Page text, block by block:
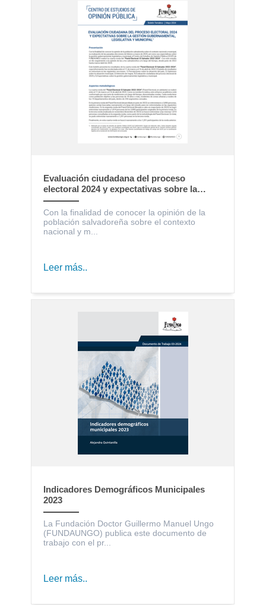
Evaluación ciudadana del proceso
electoral 2024 y expectativas sobre la
gestión gubernamental, legislativa y
municipal
Con la finalidad de conocer la opinión de la
población salvadoreña sobre el contexto
nacional y m...
Leer más..
Indicadores Demográficos Municipales
2023
La Fundación Doctor Guillermo Manuel Ungo
(FUNDAUNGO) publica este documento de
trabajo con el pr...
Leer más..